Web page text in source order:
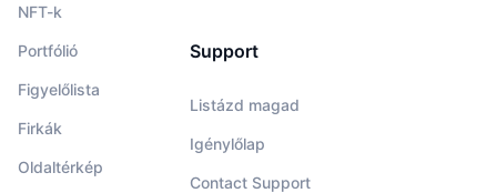
NFT-k
Portfólió
Figyelőlista
Firkák
Oldaltérkép
Support
Listázd magad
Igénylőlap
Contact Support